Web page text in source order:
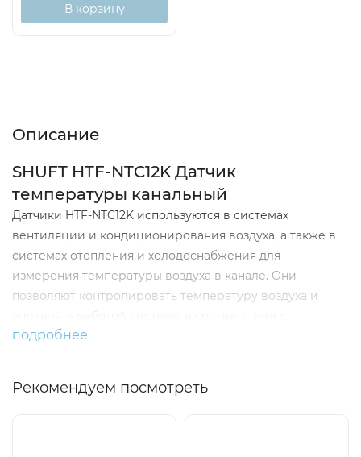
В корзину
Описание
SHUFT HTF-NTC12K Датчик
температуры канальный
Датчики HTF-NTC12K используются в системах
вентиляции и кондиционирования воздуха, а также в
системах отопления и холодоснабжения для
измерения температуры воздуха в канале. Они
позволяют контролировать температуру воздуха и
заданными параметрами. Датчики имеют высокую
разработаны для удобства монтажа и обслуживания,
подробнее
Рекомендуем посмотреть